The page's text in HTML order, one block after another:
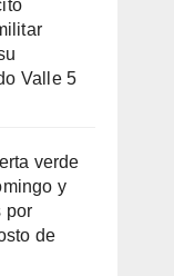
Valle 5
verde
y
por
de